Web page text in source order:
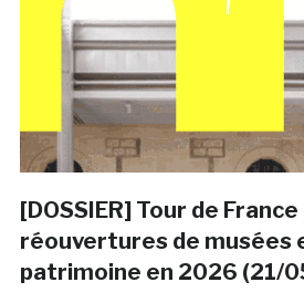
[DOSSIER] Tour de
réouvertures de musées
patrimoine en 2026 (21/